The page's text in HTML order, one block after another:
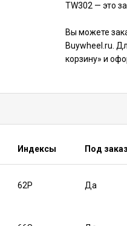
TW302 — это
Вы можете
Buywheel.ru.
корзину» и
Индексы Под заказ
62P Да